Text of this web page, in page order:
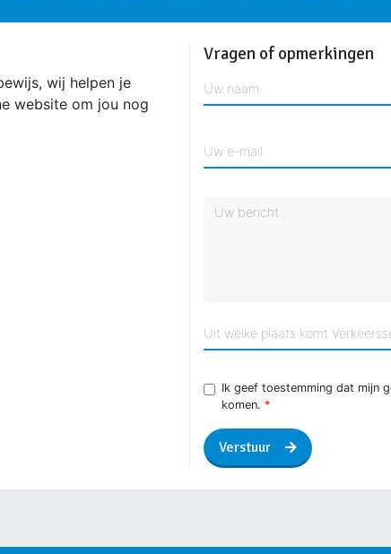
wij helpen je
website om jou nog
Vragen of opmerkingen
Ik geef toestemming dat mijn
komen.
Verstuur